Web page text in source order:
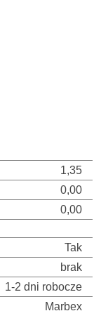
1,35
0,00
0,00
Tak
brak
1-2 dni robocze
Marbex